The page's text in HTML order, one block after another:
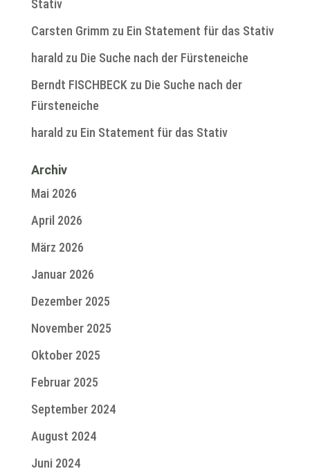
Stativ
Carsten Grimm zu Ein Statement für das Stativ
harald zu Die Suche nach der Fürsteneiche
Berndt FISCHBECKzu Die Suche nach der
Fürsteneiche
harald zu Ein Statement für das Stativ
Archiv
Mai 2026
April 2026
März 2026
Januar 2026
Dezember 2025
November 2025
Oktober 2025
Februar 2025
September 2024
August 2024
Juni 2024